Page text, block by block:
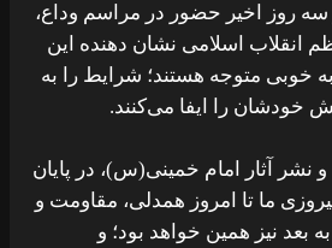
سه روز اخیر حضور در مراسم وداع،
انقلاب اسلامی نشان دهنده این
خوبی متوجه هستند؛ شرایط را به
خودشان را ایفا می‌کنند.
آثار امام خمینی(س)، در پایان
ما تا امروز همدلی، مقاومت و
بعد نیز همین خواهد بود؛ و